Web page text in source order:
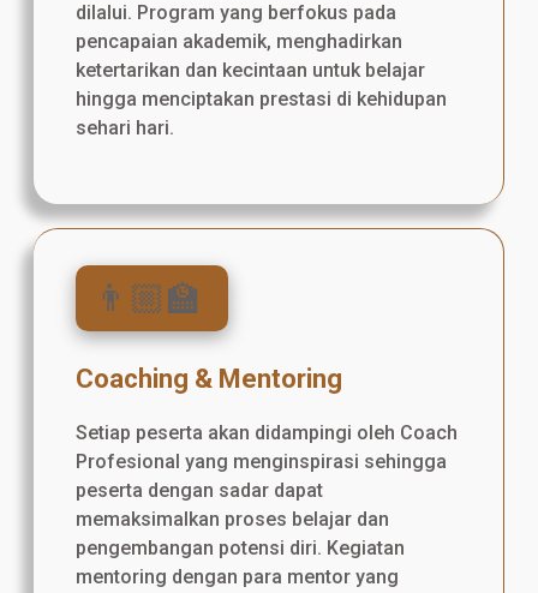
dilalui. Program yang berfokus pada
pencapaian akademik, menghadirkan
ketertarikan dan kecintaan untuk belajar
hingga menciptakan prestasi di kehidupan
sehari hari.
👨🏼‍🏫
Coaching & Mentoring
Setiap peserta akan didampingi oleh Coach
Profesional yang menginspirasi sehingga
peserta dengan sadar dapat
memaksimalkan proses belajar dan
pengembangan potensi diri. Kegiatan
mentoring dengan para mentor yang